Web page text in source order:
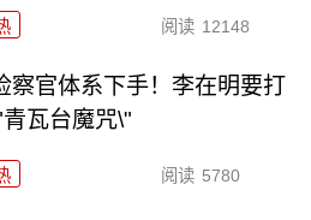
阅读 12148
察官体系下手！李在明要打
瓦台魔咒\"
阅读 5780